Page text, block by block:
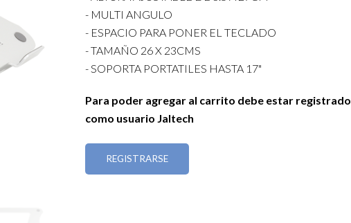
- MULTI ANGULO
- ESPACIO PARA PONER EL TECLADO
- TAMAÑO 26 X 23CMS
- SOPORTA PORTATILES HASTA 17"
Para poder agregar al carrito debe estar registrado
como usuario Jaltech
REGISTRARSE